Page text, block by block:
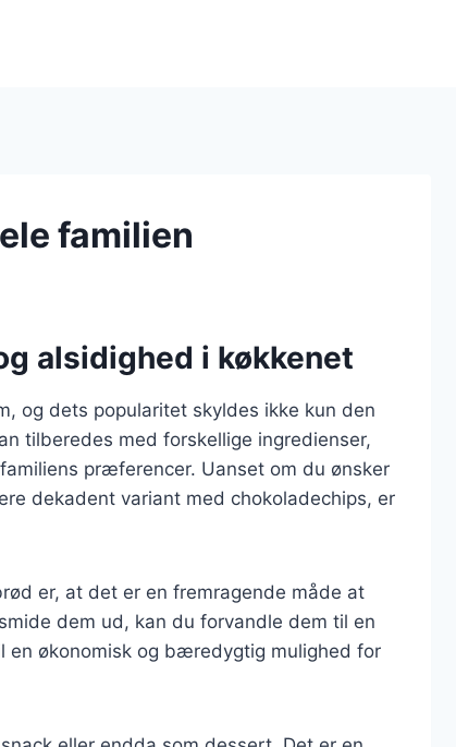
familien
alsidighed i køkkenet
og dets popularitet skyldes ikke kun den
tilberedes med forskellige ingredienser,
præferencer. Uanset om du ønsker
dekadent variant med chokoladechips, er
er, at det er en fremragende måde at
dem ud, kan du forvandle dem til en
økonomisk og bæredygtig mulighed for